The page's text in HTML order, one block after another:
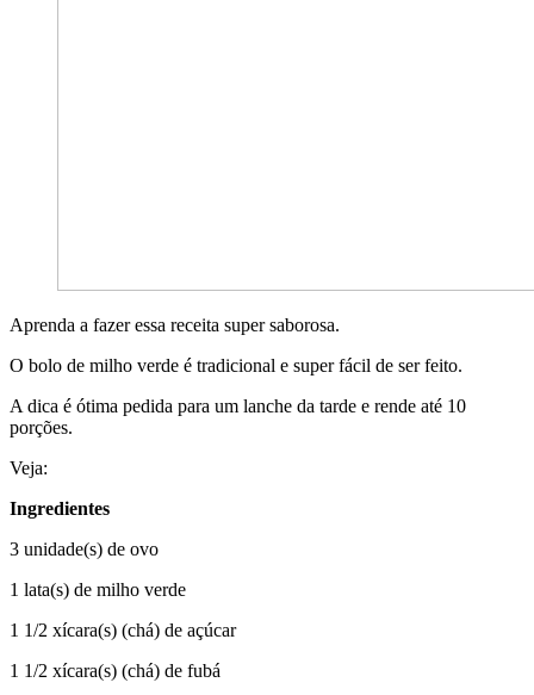
Aprenda a fazer essa receita super saborosa.
O bolo de milho verde é tradicional e super fácil de ser feito.
A dica é ótima pedida para um lanche da tarde e rende até 10
porções.
Veja:
Ingredientes
3 unidade(s) de ovo
1 lata(s) de milho verde
1 1/2 xícara(s) (chá) de açúcar
1 1/2 xícara(s) (chá) de fubá